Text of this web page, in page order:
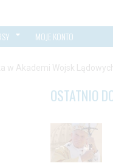
MOJE KONTO
w Akademi Wojsk
OSTATNIO